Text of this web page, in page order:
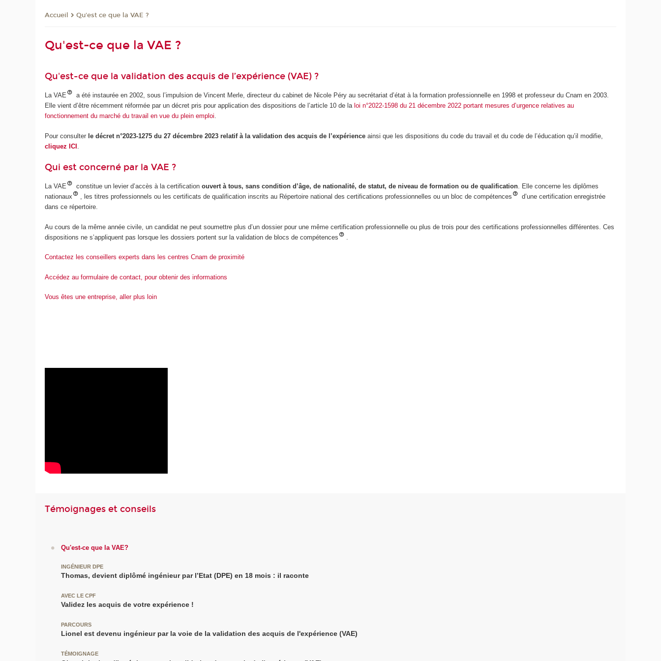
Accueil Qu'est ce que la VAE ?
Qu'est-ce que la VAE ?
Qu'est-ce que la validation des acquis de l’expérience (VAE) ?
La VAE
a été instaurée en 2002, sous l’impulsion de Vincent Merle, directeur du cabinet de Nicole Péry au secrétariat d’état à la formation professionnelle en 1998 et professeur du Cnam en 2003.
Elle vient d’être récemment réformée par un décret pris pour application des dispositions de l’article 10 de la loi n°2022-1598 du 21 décembre 2022 portant mesures d’urgence relatives au
fonctionnement du marché du travail en vue du plein emploi.
Pour consulter le décret n°2023-1275 du 27 décembre 2023 relatif à la validation des acquis de l’expérience ainsi que les dispositions du code du travail et du code de l’éducation qu’il modifie,
cliquez ICI
Qui est concerné par la VAE ?
La VAE constitue un levier d’accès à la certificationouvert à tous, sans condition d’âge, de nationalité, de statut, de niveau de formation ou de qualification. Elle concerne les diplômes
nationaux
, les titres professionnels ou les certificats de qualification inscrits au Répertoire national des certifications professionnelles ou un bloc de compétences
d’une certification enregistrée
dans ce répertoire.
Au cours de la même année civile, un candidat ne peut soumettre plus d’un dossier pour une même certification professionnelle ou plus de trois pour des certifications professionnelles différentes. Ces
dispositions ne s’appliquent pas lorsque les dossiers portent sur la validation de blocs de compétences
Contactez les conseillers experts dans les centres Cnam de proximité
Accédez au formulaire de contact, pour obtenir des informations
Vous êtes une entreprise, aller plus loin
Témoignages et conseils
Qu'est-ce que la VAE?
INGÉNIEUR DPE
Thomas, devient diplômé ingénieur par l’Etat (DPE) en 18 mois : il raconte
AVEC LE CPF
Validez les acquis de votre expérience !
PARCOURS
Lionel est devenu ingénieur par la voie de la validation des acquis de l'expérience (VAE)
TÉMOIGNAGE